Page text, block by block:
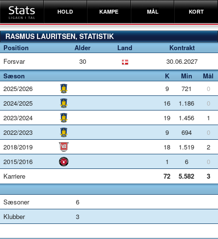
HOLD KAMPE MÅL KORT
RASMUS LAURITSEN, STATISTIK
Position Alder Land
Kontrakt
Forsvar
30
30.06.2027
Sæson
K Min
Mål
2025/2026
9 721
0
2024/2025
16 1.186
0
2023/2024
19 1.456
1
2022/2023
9 694
0
2018/2019
18 1.519
2
2015/2016
1 6
0
Karriere
72 5.582 3
Sæsoner
6
Klubber
3